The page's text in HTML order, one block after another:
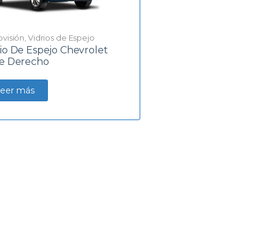
Vidrios de Espejo
De Espejo Chevrolet
Derecho
más